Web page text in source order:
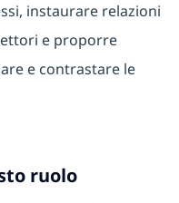
instaurare relazioni
e proporre
e contrastare le
ruolo